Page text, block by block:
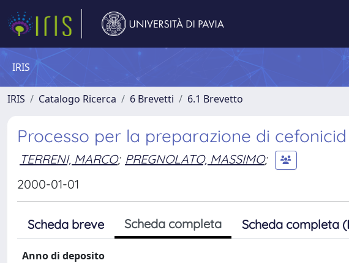
IRIS
IRIS Catalogo Ricerca 6 Brevetti 6.1 Brevetto
Processo per la preparazione di
TERRENI, MARCO; PREGNOLATO, MASSIMO;
2000-01-01
Scheda breve Scheda completa Scheda completa
Anno di deposito